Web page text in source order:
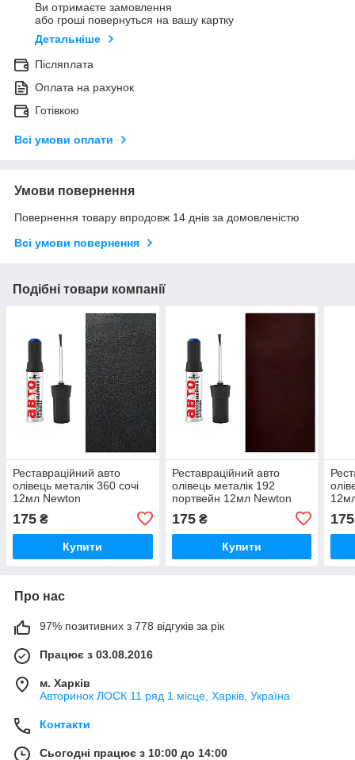
Ви отримаєте замовлення
або гроші повернуться на вашу картку
Детальніше
Післяплата
Оплата на рахунок
Готівкою
Всі умови оплати
Умови повернення
Повернення товару впродовж 14 днів за домовленістю
Всі умови повернення
Подібні товари компанії
Реставраційний авто
олівець металік 360 сочі
12мл Newton
175 ₴
Купити
Реставраційний авто
олівець металік 192
портвейн 12мл Newton
175₴
Купити
175
Про нас
97% позитивних з 778 відгуків за рік
Працює з 03.08.2016
м. Харків
Авторинок ЛОСК 11 ряд 1 місце, Харків, Україна
Контакти
Сьогодні працює з 10:00 до 14:00